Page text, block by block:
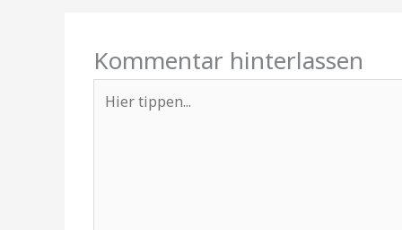
Kommentar hinterlassen
tippen...